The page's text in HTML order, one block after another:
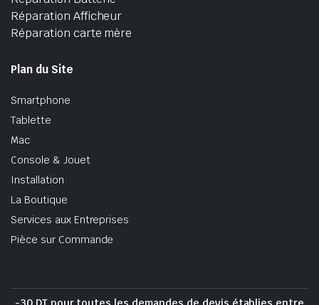
Réparation Afficheur
Réparation carte mère
Plan du Site
Smartphone
Tablette
Mac
Console & Jouet
Installation
La Boutique
Services aux Entreprises
Pièce sur Commande